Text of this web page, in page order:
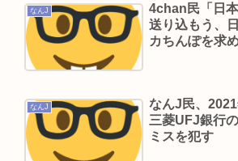
求刑7年直後にギフトねだり「末
北川景子、二宮和也を絶賛「本当
才です！」 番組収録でタッグ
Powered by livedoor 相互RSS
なんJ
4chan民「日
送り込もう、
カちんぽを求
なんJ
なんJ民、
三菱UFJ銀行
ミスを犯す